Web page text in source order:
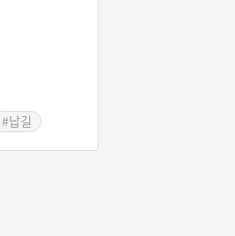
#납길